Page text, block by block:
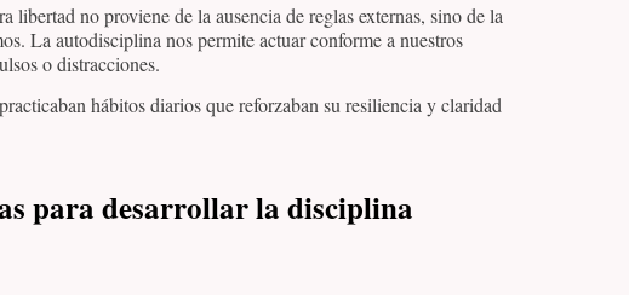
libertad no proviene de la ausencia de reglas externas, sino de la
La autodisciplina nos permite actuar conforme a nuestros
o distracciones.
hábitos diarios que reforzaban su resiliencia y claridad
para desarrollar la disciplina